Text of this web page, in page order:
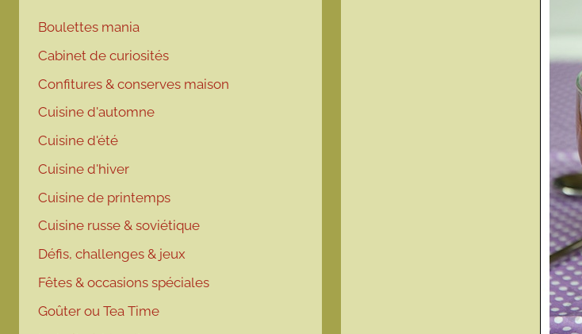
Boulettes mania
Cabinet de curiosités
Confitures & conserves maison
Cuisine d'automne
Cuisine d'été
Cuisine d'hiver
Cuisine de printemps
Cuisine russe & soviétique
Défis, challenges & jeux
Fêtes & occasions spéciales
Goûter ou Tea Time